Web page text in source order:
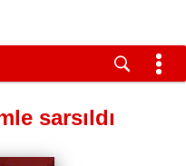
sarsıldı